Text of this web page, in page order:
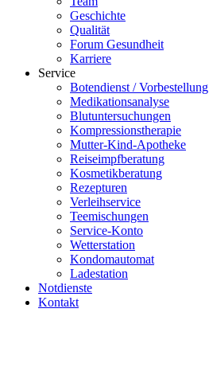
Geschichte
Qualität
Forum Gesundheit
Karriere
Service
Botendienst / Vorbestellung
Medikationsanalyse
Blutuntersuchungen
Kompressionstherapie
Mutter-Kind-Apotheke
Reiseimpfberatung
Kosmetikberatung
Rezepturen
Verleihservice
Teemischungen
Service-Konto
Wetterstation
Kondomautomat
Ladestation
Notdienste
Kontakt